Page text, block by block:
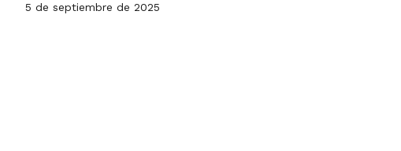
5 de septiembre de 2025